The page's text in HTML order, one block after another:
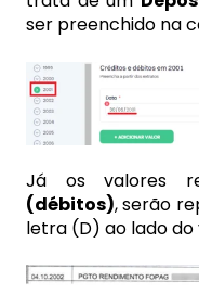
ser preenchido na
Já os valores
(débitos), serão
letra (D) ao lado